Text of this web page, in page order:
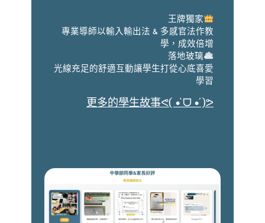
王牌獨家
專業導師以輸入輸出法 & 多感官法作教
學，成效倍增
落地玻璃
光線充足的舒適互動讓學生打從心底喜愛
學習
更多的學生故事ᕙ( •̀ ᗜ •́ )ᕗ